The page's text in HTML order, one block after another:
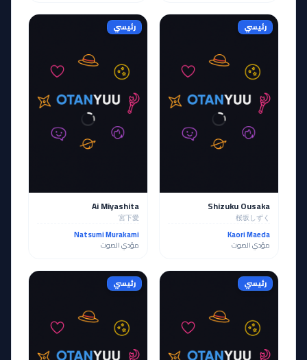
رئيسي
Shizuku Ousaka
桜坂しずく
Kaori Maeda
مؤدي الصوت
رئيسي
Ai Miyashita
宮下愛
Natsumi Murakami
مؤدي الصوت
رئيسي رئيسي